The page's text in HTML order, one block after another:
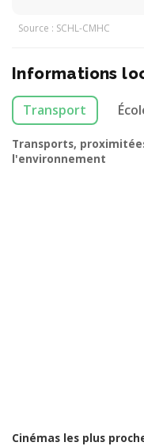
Source : SCHL-CMHC
Informations
Transport
Transports,
l'environnement
Cinémas les plus